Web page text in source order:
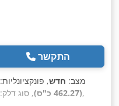
התקשר
מצב: חדש, פונקציונליות:
(462.27 כ"ס)
, סוג דלק: ,